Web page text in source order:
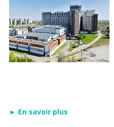
► En savoir plus